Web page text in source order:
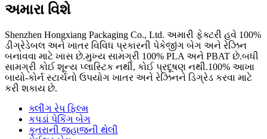
અમારા વિશે
Shenzhen Hongxiang Packaging Co., Ltd. અમારી ફેક્ટરી હવે 100%
ડીગ્રેડેબલ અને ખાતર વિવિધ પ્રકારની પેકેજીંગ બેગ અને રેઝિન
બનાવવા માટે ખાસ છે.મુખ્ય સામગ્રી 100% PLA અને PBAT છે.બધી
સામગ્રી કોઈ શૂન્ય પ્લાસ્ટિક નથી, કોઈ પ્રદૂષણ નથી.100% આખા
બાયો-કોર્ન સ્ટાર્ચનો ઉપયોગ ખાતર અને રેઝિનને ડિગ્રેડ કરવા માટે
કરી શકાય છે.
ક્લીંગ રેપ ફિલ્મ
કપડાં પેકિંગ બેગ
કૂતરાની જહાજની થેલી